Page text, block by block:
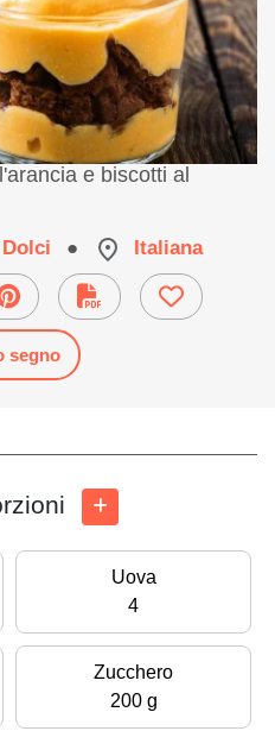
dolci creati con una
e biscotti al
Dolci ● Italiana
segno
Uova
4
Zucchero
200 g